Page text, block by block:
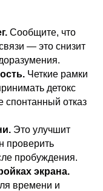
Сообщите, что
— это снизит
Четкие рамки
детокс
спонтанный отказ
Это улучшит
проверить
пробуждения.
экрана.
времени и